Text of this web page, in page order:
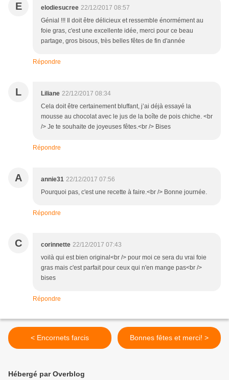
E elodiesucree 22/12/2017 08:57
Génial !!! Il doit être délicieux et ressemble énormément au
foie gras, c'est une excellente idée, merci pour ce beau
partage, gros bisous, très belles fêtes de fin d'année
Répondre
L Liliane 22/12/2017 08:34
Cela doit être certainement bluffant, j’ai déjà essayé la
mousse au chocolat avec le jus de la boîte de pois chiche. <br
/> Je te souhaite de joyeuses fêtes.<br /> Bises
Répondre
A annie31 22/12/2017 07:56
Pourquoi pas, c'est une recette à faire.<br /> Bonne journée.
Répondre
C corinnette 22/12/2017 07:43
voilà qui est bien original<br /> pour moi ce sera du vrai foie
gras mais c'est parfait pour ceux qui n'en mange pas<br />
bises
Répondre
< Encornets farcis Bonnes fêtes et merci! >
Hébergé par Overblog